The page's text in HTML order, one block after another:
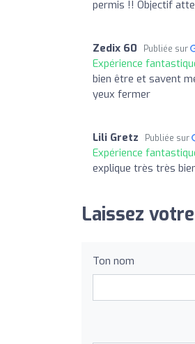
permis !! Objectif
Zedix 60 Publiée sur
Expérience
bien être et savent
yeux fermer
Lili Gretz Publiée sur
Expérience
explique très très
Laissez
Ton nom